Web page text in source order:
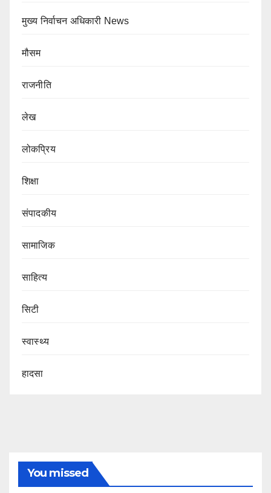
मुख्य निर्वाचन अधिकारी News
मौसम
राजनीति
लेख
लोकप्रिय
शिक्षा
संपादकीय
सामाजिक
साहित्य
सिटी
स्वास्थ्य
हादसा
You missed